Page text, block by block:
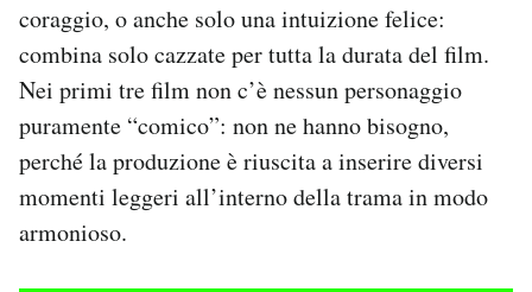
coraggio, o anche solo una intuizione felice:
combina solo cazzate per tutta la durata del film.
Nei primi tre film non c’è nessun personaggio
puramente “comico”: non ne hanno bisogno,
perché la produzione è riuscita a inserire diversi
momenti leggeri all’interno della trama in modo
armonioso.